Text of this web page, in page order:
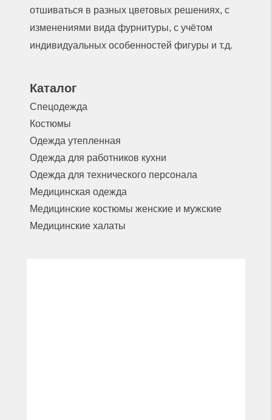
отшиваться в разных цветовых решениях, с
изменениями вида фурнитуры, с учётом
индивидуальных особенностей фигуры и т.д.
Каталог
Спецодежда
Костюмы
Одежда утепленная
Одежда для работников кухни
Одежда для технического персонала
Медицинская одежда
Медицинские костюмы женские и мужские
Медицинские халаты